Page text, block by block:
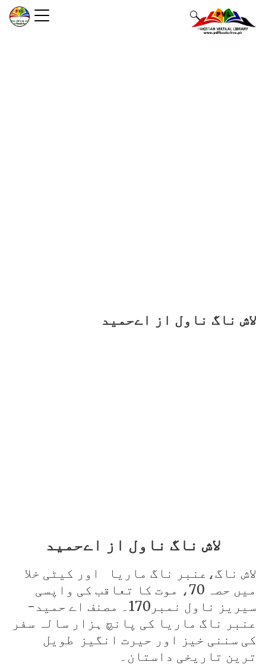
لاش ناگ ناول از اےحمید
لاش ناگ ناول از اےحمید
لاش ناگ،عنبر ناگ ماریا اور کیٹی خلا
میں حصہ 70، موت کا تعاقب کی واپسی
سیریز ناول نمبر170۔ مصنف اے حمید-
عنبر ناگ ماریا کی پانچ ہزار سالہ سفر
کی سننی خیز اور حیرت انگیز طویل
ترین تاریخی داستان۔